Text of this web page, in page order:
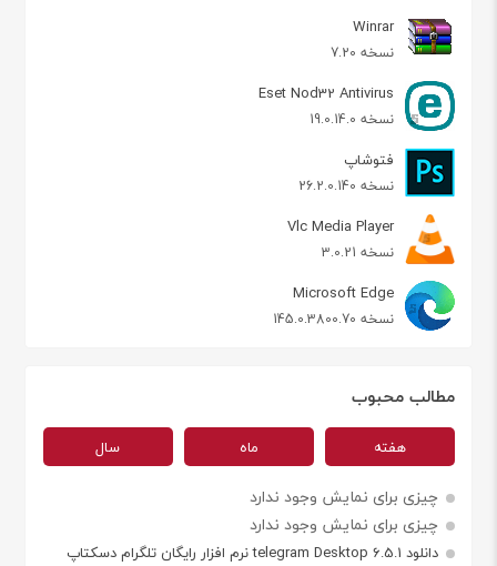
Winrar
نسخه 7.20
Eset Nod32 Antivirus
نسخه 19.0.14.0
فتوشاپ
نسخه 26.2.0.140
Vlc Media Player
نسخه 3.0.21
Microsoft Edge
نسخه 145.0.3800.70
مطالب محبوب
هفته ماه سال
چیزی برای نمایش وجود ندارد
چیزی برای نمایش وجود ندارد
دانلود telegram Desktop 6.5.1 نرم افزار رایگان تلگرام دسکتاپ